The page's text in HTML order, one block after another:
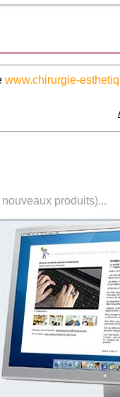
www.chirurgie-
produits)...